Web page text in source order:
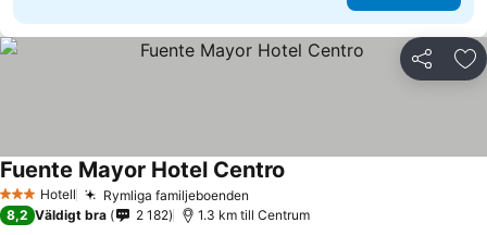
Dela
3 StjärnorHotell Rymliga familjeboenden
Fuente Mayor Hotel Centro
8,2 Väldigt bra 2 182 1.3 km till Centrum